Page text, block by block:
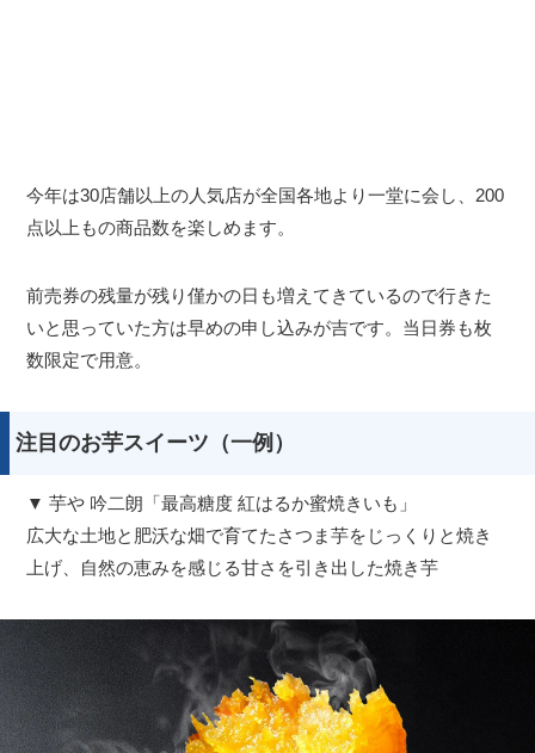
今年は30店舗以上の人気店が全国各地より一堂に会し、200
点以上もの商品数を楽しめます。
前売券の残量が残り僅かの日も増えてきているので行きた
いと思っていた方は早めの申し込みが吉です。当日券も枚
数限定で用意。
注目のお芋スイーツ（一例）
▼ 芋や 吟二朗「最高糖度 紅はるか蜜焼きいも」
広大な土地と肥沃な畑で育てたさつま芋をじっくりと焼き
上げ、自然の恵みを感じる甘さを引き出した焼き芋